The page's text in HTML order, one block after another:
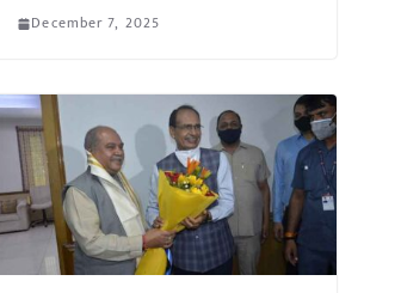
December 7, 2025